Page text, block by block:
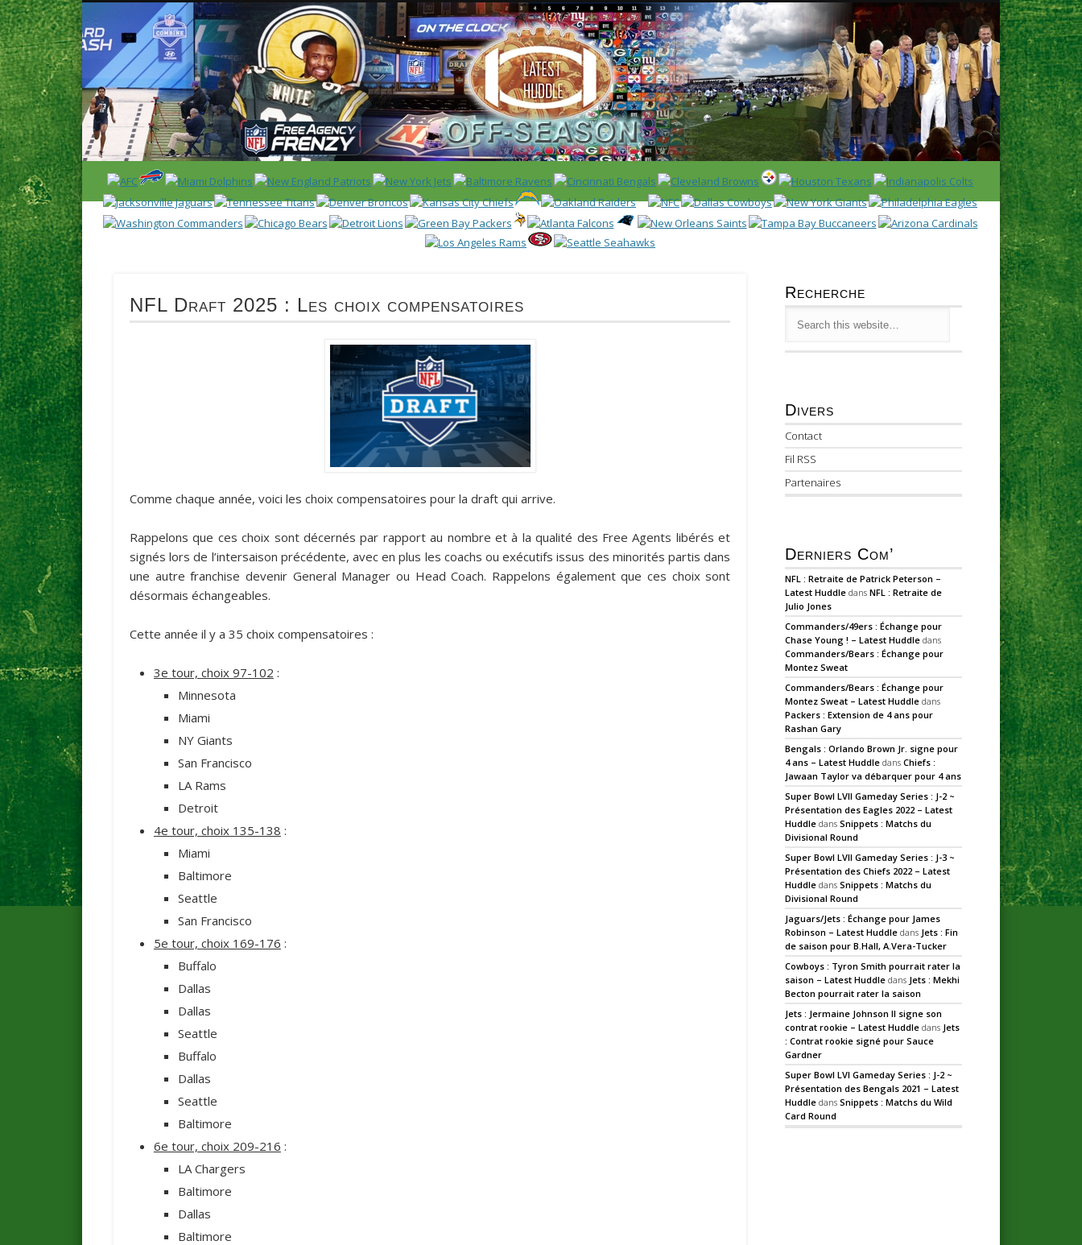
Latest
News en français sur la NFL et le Football Américain (Foot US)
ACCUEIL NEWS SAISON 2025 CALENDRIER / CLASSEMENT NFL DRAFT/COMBINE ENCYCLOPÉDIE
NFL Draft 2025 : Les choix compensatoires
Comme chaque année, voici les choix compensatoires pour la draft qui arrive.
Rappelons que ces choix sont décernés par rapport au nombre et à la qualité des Free Agents libérés et
signés lors de l’intersaison précédente, avec en plus les coachs ou exécutifs issus des minorités partis dans
une autre franchise devenir General Manager ou Head Coach. Rappelons également que ces choix sont
désormais échangeables.
Cette année il y a 35 choix compensatoires :
3e tour, choix 97-102 :
Minnesota
Miami
NY Giants
San Francisco
LA Rams
Detroit
4e tour, choix 135-138 :
Miami
Baltimore
Seattle
San Francisco
5e tour, choix 169-176 :
Buffalo
Dallas
Dallas
Seattle
Buffalo
Dallas
Seattle
Baltimore
6e tour, choix 209-216 :
LA Chargers
Baltimore
Dallas
Baltimore
Recherche
Divers
Contact
Fil RSS
Partenaires
Derniers Com’
NFL : Retraite de Patrick Peterson –
Latest Huddle dansNFL : Retraite de
Julio Jones
Commanders/49ers : Échange pour
Chase Young ! – Latest Huddle dans
Commanders/Bears : Échange pour
Montez Sweat
Commanders/Bears : Échange pour
Montez Sweat – Latest Huddle dans
Packers : Extension de 4 ans pour
Rashan Gary
Bengals : Orlando Brown Jr. signe pour
4 ans – Latest Huddle dansChiefs :
Jawaan Taylor va débarquer pour 4 ans
Super Bowl LVII Gameday Series : J-2 ~
Présentation des Eagles 2022 – Latest
Huddle dansSnippets : Matchs du
Divisional Round
Super Bowl LVII Gameday Series : J-3 ~
Présentation des Chiefs 2022 – Latest
Huddle dansSnippets : Matchs du
Divisional Round
Jaguars/Jets : Échange pour James
Robinson – Latest Huddle dans Jets : Fin
de saison pour B.Hall, A.Vera-Tucker
Cowboys : Tyron Smith pourrait rater la
saison – Latest Huddle dans Jets : Mekhi
Becton pourrait rater la saison
Jets : Jermaine Johnson II signe son
contrat rookie – Latest Huddle dans Jets
: Contrat rookie signé pour Sauce
Gardner
Super Bowl LVI Gameday Series : J-2 ~
Présentation des Bengals 2021 – Latest
Huddle dansSnippets : Matchs du Wild
Card Round